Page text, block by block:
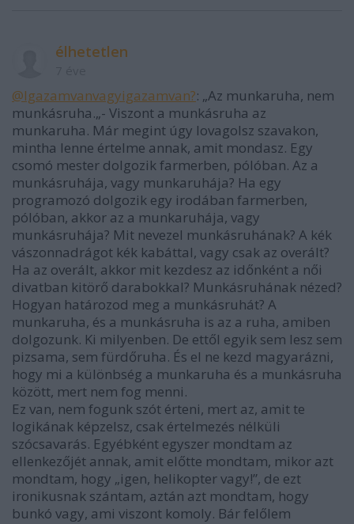
élhetetlen
@Igazamvanvagyigazamvan?: „Az munkaruha, nem
munkásruha.„- Viszont a munkásruha az
munkaruha. Már megint úgy lovagolsz szavakon,
mintha lenne értelme annak, amit mondasz. Egy
csomó mester dolgozik farmerben, pólóban. Az a
munkásruhája, vagy munkaruhája? Ha egy
programozó dolgozik egy irodában farmerben,
pólóban, akkor az a munkaruhája, vagy
munkásruhája? Mit nevezel munkásruhának? A kék
vászonnadrágot kék kabáttal, vagy csak az overált?
Ha az overált, akkor mit kezdesz az időnként a női
divatban kitörő darabokkal? Munkásruhának nézed?
Hogyan határozod meg a munkásruhát? A
munkaruha, és a munkásruha is az a ruha, amiben
dolgozunk. Ki milyenben. De ettől egyik sem lesz sem
pizsama, sem fürdőruha. És el ne kezd magyarázni,
hogy mi a különbség a munkaruha és a munkásruha
között, mert nem fog menni.
Ez van, nem fogunk szót érteni, mert az, amit te
logikának képzelsz, csak értelmezés nélküli
szócsavarás. Egyébként egyszer mondtam az
ellenkezőjét annak, amit előtte mondtam, mikor azt
mondtam, hogy „igen, helikopter vagy!”, de ezt
ironikusnak szántam, aztán azt mondtam, hogy
bunkó vagy, ami viszont komoly. Bár felőlem